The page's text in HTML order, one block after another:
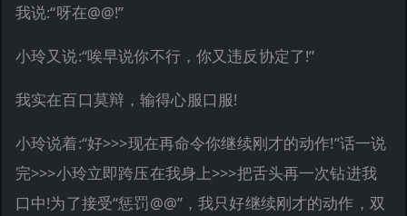
我说:“呀在@@!”
小玲又说:“唉早说你不行，你又违反协定了!”
我实在百口莫辩，输得心服口服!
小玲说着:“好>>>现在再命令你继续刚才的动作!”话一说
完>>>小玲立即跨压在我身上>>>把舌头再一次钻进我
口中!为了接受“惩罚@@”，我只好继续刚才的动作，双